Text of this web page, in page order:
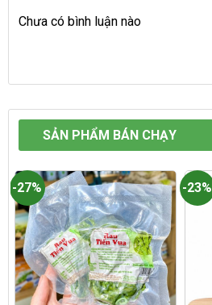
Chưa có bình luận nào
SẢN PHẨM BÁN CHẠY
-27% -23%